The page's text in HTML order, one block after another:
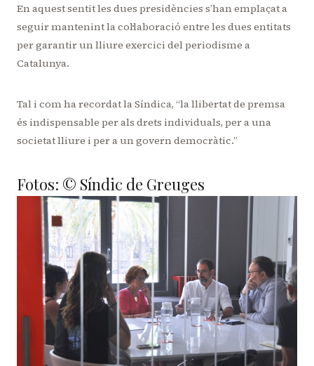
En aquest sentit les dues presidències s’han emplaçat a
seguir mantenint la col·laboració entre les dues entitats
per garantir un lliure exercici del periodisme a
Catalunya.
Tal i com ha recordat la Síndica, “la llibertat de premsa
és indispensable per als drets individuals, per a una
societat lliure i per a un govern democràtic.”
Fotos: © Síndic de Greuges